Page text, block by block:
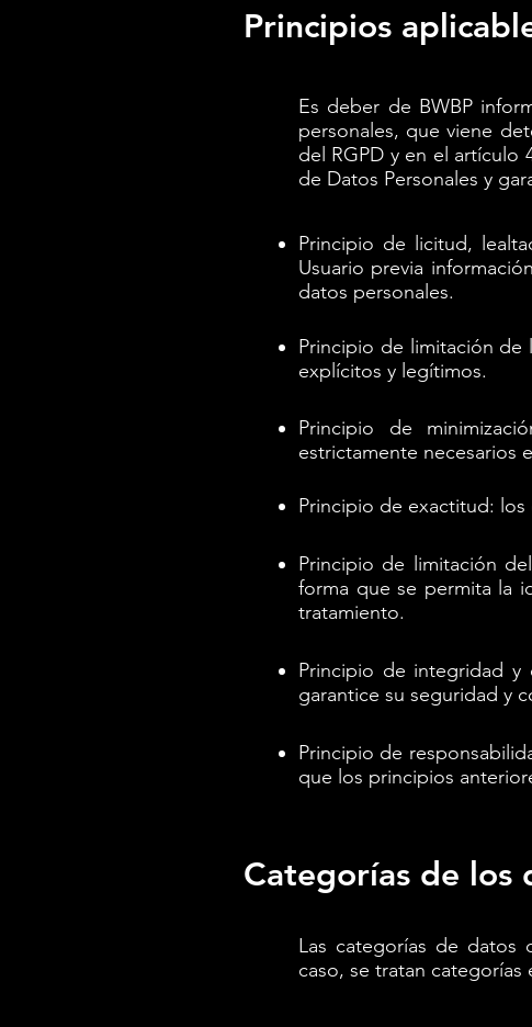
Principios
Es deber de BWBP
personales, que viene
del RGPD y en el artículo
de Datos Personales y
Principio de licitud,
Usuario previa
datos personales.
Principio de limitación de
explícitos y legítimos.
Principio de
estrictamente necesarios
Principio de exactitud: los
Principio de limitación
forma que se permita la
tratamiento.
Principio de integridad y
garantice su seguridad y
Principio de
que los principios
Categorías de los
Las categorías de datos
caso, se tratan